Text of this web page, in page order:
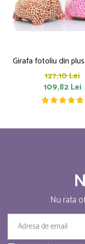
Girafa fotoliu din
127,10 Lei
109,82 Lei
Nu rata